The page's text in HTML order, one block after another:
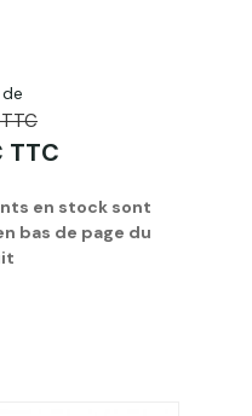
TTC
en stock sont
bas de page du